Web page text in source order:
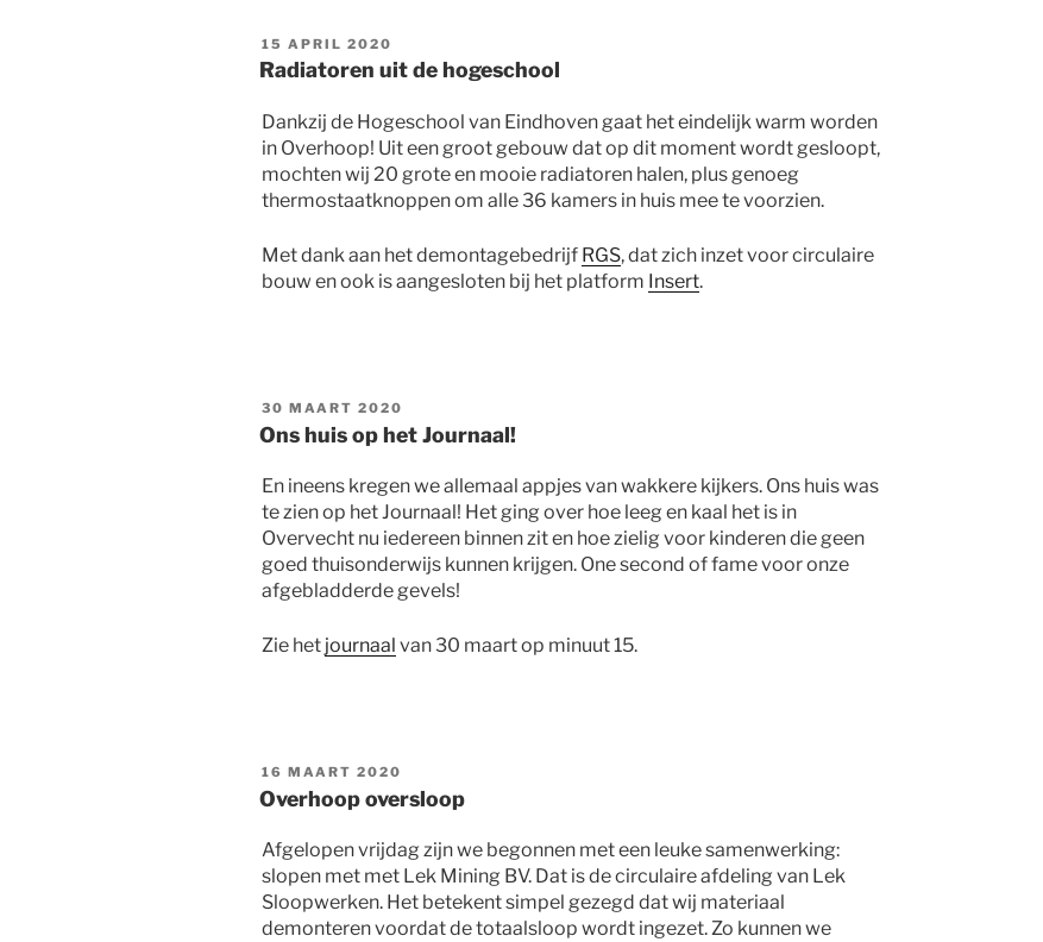
GEPLAATST
OP
15 APRIL 2020
Radiatoren uit de hogeschool
Dankzij de Hogeschool van Eindhoven gaat het eindelijk warm worden
in Overhoop! Uit een groot gebouw dat op dit moment wordt gesloopt,
mochten wij 20 grote en mooie radiatoren halen, plus genoeg
thermostaatknoppen om alle 36 kamers in huis mee te voorzien.
Met dank aan het demontagebedrijf RGS, dat zich inzet voor circulaire
bouw en ook is aangesloten bij het platform Insert.
GEPLAATST
OP
30 MAART 2020
Ons huis op het Journaal!
En ineens kregen we allemaal appjes van wakkere kijkers. Ons huis was
te zien op het Journaal! Het ging over hoe leeg en kaal het is in
Overvecht nu iedereen binnen zit en hoe zielig voor kinderen die geen
goed thuisonderwijs kunnen krijgen. One second of fame voor onze
afgebladderde gevels!
Zie het journaal van 30 maart op minuut 15.
GEPLAATST
OP
16 MAART 2020
Overhoop oversloop
Afgelopen vrijdag zijn we begonnen met een leuke samenwerking:
slopen met met Lek Mining BV. Dat is de circulaire afdeling van Lek
Sloopwerken. Het betekent simpel gezegd dat wij materiaal
demonteren voordat de totaalsloop wordt ingezet. Zo kunnen we